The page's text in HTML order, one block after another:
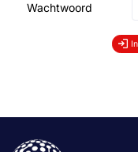
Wachtwoord